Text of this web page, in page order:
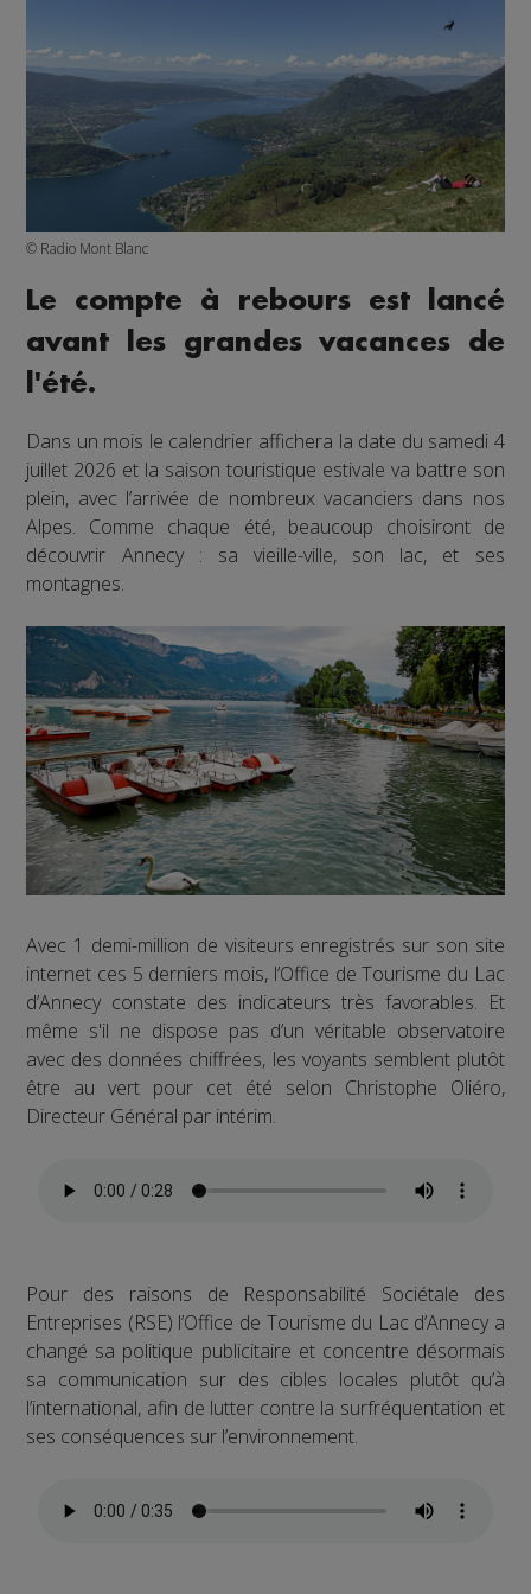
© Radio Mont Blanc
Le compte à rebours est lancé
avant les grandes vacances de
l'été.
Dans un mois le calendrier affichera la date du samedi 4
juillet 2026 et la saison touristique estivale va battre son
plein, avec l’arrivée de nombreux vacanciers dans nos
Alpes. Comme chaque été, beaucoup choisiront de
découvrir Annecy : sa vieille-ville, son lac, et ses
montagnes.
Avec 1 demi-million de visiteurs enregistrés sur son site
internet ces 5 derniers mois, l’Office de Tourisme du Lac
d’Annecy constate des indicateurs très favorables. Et
même s'il ne dispose pas d’un véritable observatoire
avec des données chiffrées, les voyants semblent plutôt
être au vert pour cet été selon Christophe Oliéro,
Directeur Général par intérim.
Pour des raisons de Responsabilité Sociétale des
Entreprises (RSE) l’Office de Tourisme du Lac d’Annecy a
changé sa politique publicitaire et concentre désormais
sa communication sur des cibles locales plutôt qu’à
l’international, afin de lutter contre la surfréquentation et
ses conséquences sur l’environnement.